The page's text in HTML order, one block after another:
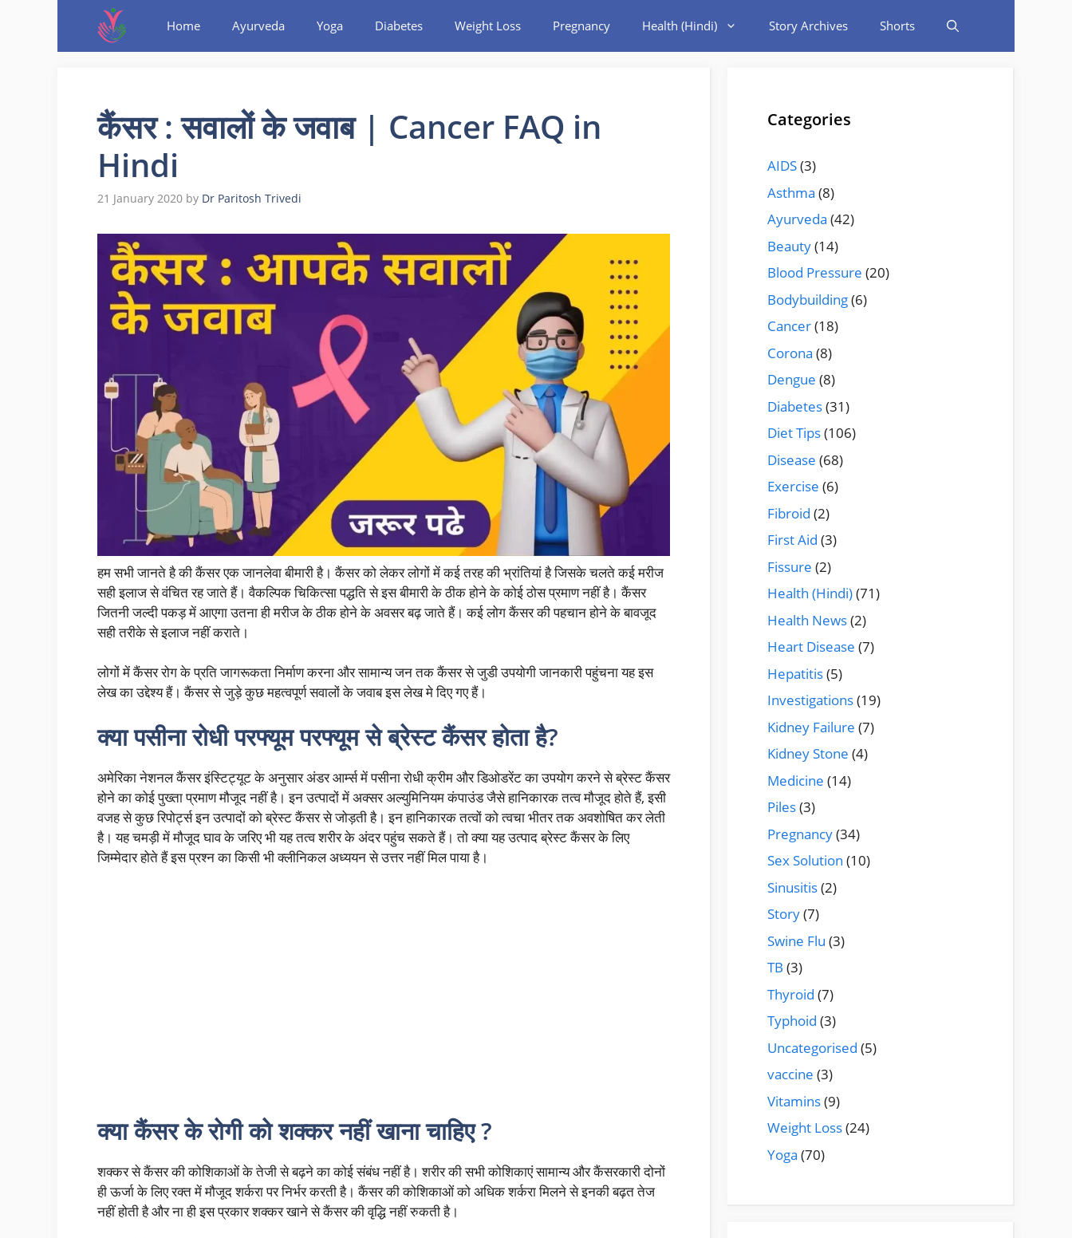
Home Ayurveda Yoga Diabetes Weight Loss Pregnancy Health (Hindi) Story Archives Shorts
कैंसर : सवालों के जवाब | Cancer FAQ in
Hindi
21 January 2020 by Dr Paritosh Trivedi
हम सभी जानते है की कैंसर एक जानलेवा बीमारी है। कैंसर को लेकर लोगों में कई तरह की भ्रांतियां है जिसके चलते कई मरीज
सही इलाज से वंचित रह जाते हैं। वैकल्पिक चिकित्सा पद्धति से इस बीमारी के ठीक होने के कोई ठोस प्रमाण नहीं है। कैंसर
जितनी जल्दी पकड़ में आएगा उतना ही मरीज के ठीक होने के अवसर बढ़ जाते हैं। कई लोग कैंसर की पहचान होने के बावजूद
सही तरीके से इलाज नहीं कराते।
लोगों में कैंसर रोग के प्रति जागरूकता निर्माण करना और सामान्य जन तक कैंसर से जुडी उपयोगी जानकारी पहुंचना यह इस
लेख का उद्देश्य हैं। कैंसर से जुड़े कुछ महत्वपूर्ण सवालों के जवाब इस लेख मे दिए गए हैं।
क्या पसीना रोधी परफ्यूम परफ्यूम से ब्रेस्ट कैंसर होता है?
अमेरिका नेशनल कैंसर इंस्टिट्यूट के अनुसार अंडर आर्म्स में पसीना रोधी क्रीम और डिओडरेंट का उपयोग करने से ब्रेस्ट कैंसर
होने का कोई पुख्ता प्रमाण मौजूद नहीं है। इन उत्पादों में अक्सर अल्युमिनियम कंपाउंड जैसे हानिकारक तत्व मौजूद होते हैं, इसी
वजह से कुछ रिपोर्ट्स इन उत्पादों को ब्रेस्ट कैंसर से जोड़ती है। इन हानिकारक तत्वों को त्वचा भीतर तक अवशोषित कर लेती
है। यह चमड़ी में मौजूद घाव के जरिए भी यह तत्व शरीर के अंदर पहुंच सकते हैं। तो क्या यह उत्पाद ब्रेस्ट कैंसर के लिए
जिम्मेदार होते हैं इस प्रश्न का किसी भी क्लीनिकल अध्ययन से उत्तर नहीं मिल पाया है।
क्या कैंसर के रोगी को शक्कर नहीं खाना चाहिए ?
शक्कर से कैंसर की कोशिकाओं के तेजी से बढ़ने का कोई संबंध नहीं है। शरीर की सभी कोशिकाएं सामान्य और कैंसरकारी दोनों
ही ऊर्जा के लिए रक्त में मौजूद शर्करा पर निर्भर करती है। कैंसर की कोशिकाओं को अधिक शर्करा मिलने से इनकी बढ़त तेज
नहीं होती है और ना ही इस प्रकार शक्कर खाने से कैंसर की वृद्धि नहीं रुकती है।
Categories
AIDS(3)
Asthma (8)
Ayurveda (42)
Beauty(14)
Blood Pressure (20)
Bodybuilding(6)
Cancer(18)
Corona (8)
Dengue (8)
Diabetes(31)
Diet Tips(106)
Disease (68)
Exercise (6)
Fibroid (2)
First Aid (3)
Fissure (2)
Health (Hindi)(71)
Health News(2)
Heart Disease (7)
Hepatitis(5)
Investigations(19)
Kidney Failure (7)
Kidney Stone (4)
Medicine (14)
Piles(3)
Pregnancy(34)
Sex Solution (10)
Sinusitis(2)
Story(7)
Swine Flu (3)
TB (3)
Thyroid (7)
Typhoid (3)
Uncategorised (5)
vaccine (3)
Vitamins(9)
Weight Loss(24)
Yoga (70)